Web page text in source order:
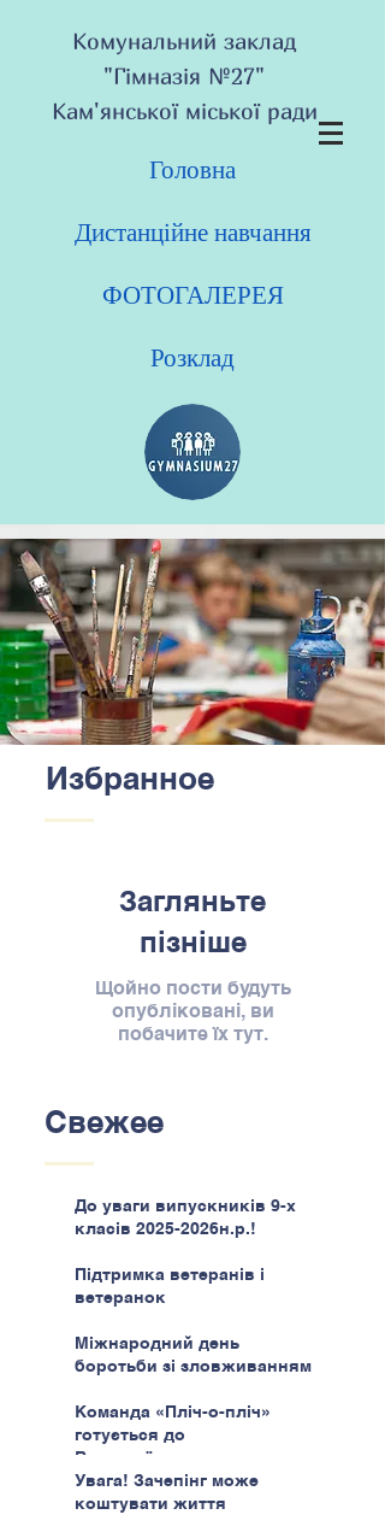
Комунальний заклад
"Гімназія №27"
Кам'янської міської ради
Головна
Дистанційне навчання
ФОТОГАЛЕРЕЯ
Розклад
Избранное
Загляньте
пізніше
Щойно пости будуть
опубліковані, ви
побачите їх тут.
Свежее
До уваги випускників 9-х
класів 2025-2026н.р.!
Підтримка ветеранів і
ветеранок
Міжнародний день
боротьби зі зловживанням
Команда «Пліч-о-пліч»
готується до
Всеукраїнського етапу
Увага! Зачепінг може
коштувати життя